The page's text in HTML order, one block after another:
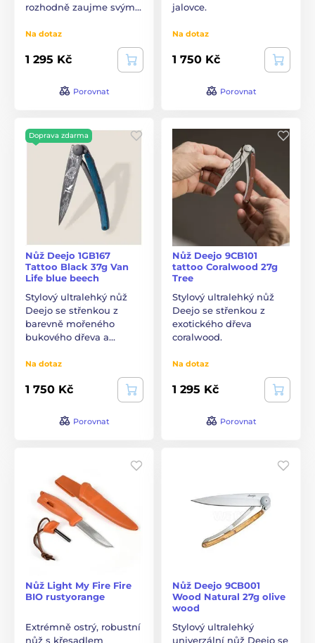
rozhodně zaujme svým…
Na dotaz
1 295 Kč
Porovnat
jalovce.
Na dotaz
1 750 Kč
Porovnat
Doprava zdarma
Nůž Deejo 1GB167
Tattoo Black 37g Van
Life blue beech
Stylový ultralehký nůž
Deejo se střenkou z
barevně mořeného
bukového dřeva a…
Na dotaz
1 750 Kč
Porovnat
Nůž Deejo 9CB101
tattoo Coralwood 27g
Tree
Stylový ultralehký nůž
Deejo se střenkou z
exotického dřeva
coralwood.
Na dotaz
1 295 Kč
Porovnat
Nůž Light My Fire Fire
BIO rustyorange
Extrémně ostrý, robustní
nůž s křesadlem
Nůž Deejo 9CB001
Wood Natural 27g olive
wood
Stylový ultralehký
univerzální nůž Deejo se